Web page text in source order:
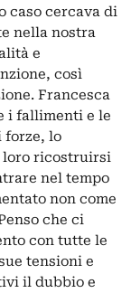
caso cercava di
nella nostra
e
così
Francesca
i fallimenti e le
forze, lo
loro ricostruirsi
nel tempo
non come
che ci
con tutte le
tensioni e
il dubbio e